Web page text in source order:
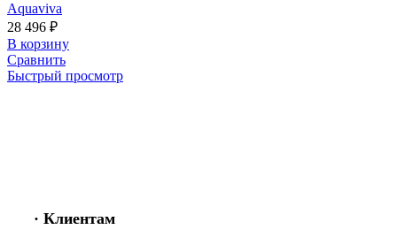
Aquaviva
28 496 ₽
В корзину
Сравнить
Быстрый просмотр
· Клиентам